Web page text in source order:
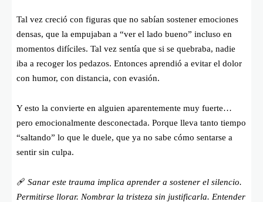
Tal vez creció con figuras que no sabían sostener emociones
densas, que la empujaban a “ver el lado bueno” incluso en
momentos difíciles. Tal vez sentía que si se quebraba, nadie
iba a recoger los pedazos. Entonces aprendió a evitar el dolor
con humor, con distancia, con evasión.
Y esto la convierte en alguien aparentemente muy fuerte…
pero emocionalmente desconectada. Porque lleva tanto tiempo
“saltando” lo que le duele, que ya no sabe cómo sentarse a
sentir sin culpa.
🩹 Sanar este trauma implica aprender a sostener el silencio.
Permitirse llorar. Nombrar la tristeza sin justificarla. Entender